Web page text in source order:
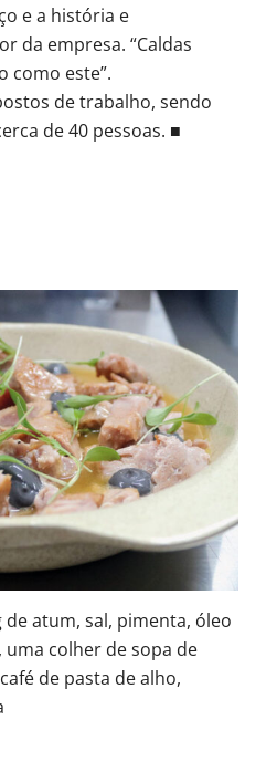
e a história e
da empresa. “Caldas
como este”.
de trabalho, sendo
de 40 pessoas. ■
atum, sal, pimenta, óleo
colher de sopa de
de pasta de alho,